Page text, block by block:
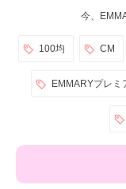
今、
100均 CM
EMMARYプレミ